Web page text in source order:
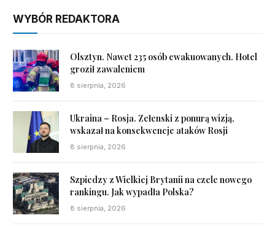
WYBÓR REDAKTORA
Olsztyn. Nawet 235 osób ewakuowanych. Hotel
groził zawaleniem
8 sierpnia, 2026
Ukraina – Rosja. Zełenski z ponurą wizją,
wskazał na konsekwencje ataków Rosji
8 sierpnia, 2026
Szpiedzy z Wielkiej Brytanii na czele nowego
rankingu. Jak wypadła Polska?
8 sierpnia, 2026